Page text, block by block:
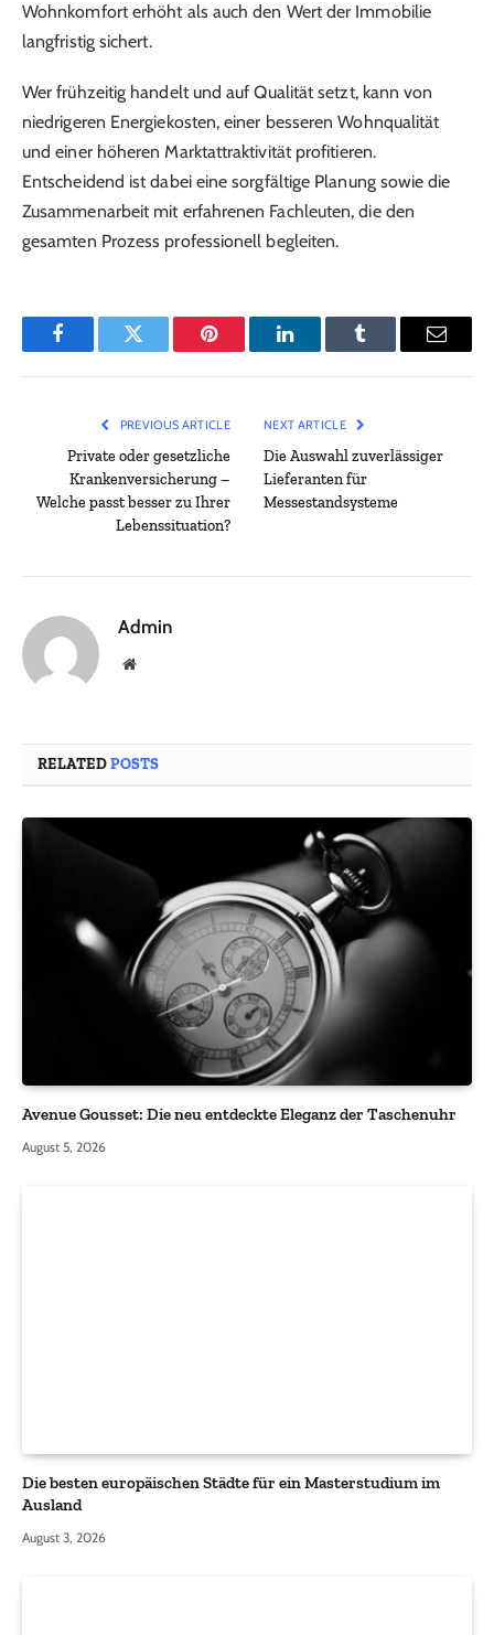
Wohnkomfort erhöht als auch den Wert der Immobilie
langfristig sichert.
Wer frühzeitig handelt und auf Qualität setzt, kann von
niedrigeren Energiekosten, einer besseren Wohnqualität
und einer höheren Marktattraktivität profitieren.
Entscheidend ist dabei eine sorgfältige Planung sowie die
Zusammenarbeit mit erfahrenen Fachleuten, die den
gesamten Prozess professionell begleiten.
FacebookTwitter Pinterest LinkedInTumblr Email
PREVIOUS ARTICLE
Private oder gesetzliche
Krankenversicherung –
Welche passt besser zu Ihrer
Lebenssituation?
NEXT ARTICLE
Die Auswahl zuverlässiger
Lieferanten für
Messestandsysteme
Admin
Website
RELATEDPOSTS
Avenue Gousset: Die neu entdeckte Eleganz der Taschenuhr
August 5, 2026
Die besten europäischen Städte für ein Masterstudium im
Ausland
August 3, 2026